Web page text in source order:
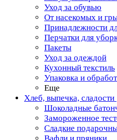
Уход за обувью
От насекомых и
Принадлежности
Перчатки для
Пакеты
Уход за одеждой
Кухонный текстиль
Упаковка и
Еще
Хлеб, выпечка, сладости
Шоколадные
Замороженное
Сладкие